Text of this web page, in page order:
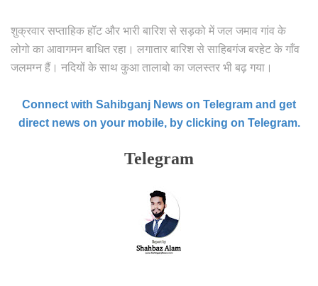
शुक्रवार सप्ताहिक हॉट और भारी बारिश से सड़को में जल जमाव गांव के
लोगो का आवागमन बाधित रहा। लगातार बारिश से साहिबगंज बरहेट के गाँव
जलमग्न हैं। नदियों के साथ कुआ तालाबो का जलस्तर भी बढ़ गया।
Connect with Sahibganj News on Telegram and get
direct news on your mobile, by clicking on Telegram.
Telegram